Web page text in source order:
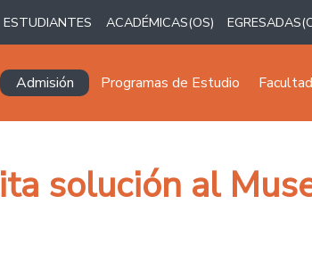
ESTUDIANTES ACADÉMICAS(OS)
Navegación principal
Admisión Programas de Estudio
solución al